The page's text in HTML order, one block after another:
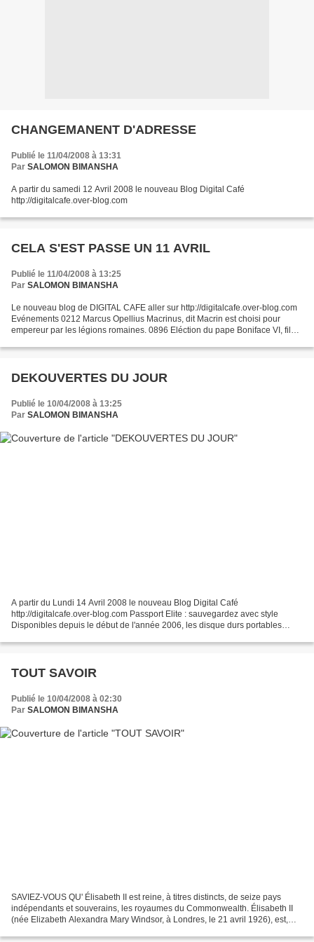
CHANGEMANENT D'ADRESSE
Publié le 11/04/2008 à 13:31
Par SALOMON BIMANSHA
A partir du samedi 12 Avril 2008 le nouveau Blog Digital Café
http://digitalcafe.over-blog.com
CELA S'EST PASSE UN 11 AVRIL
Publié le 11/04/2008 à 13:25
Par SALOMON BIMANSHA
Le nouveau blog de DIGITAL CAFE aller sur http://digitalcafe.over-blog.com
Evénements 0212 Marcus Opellius Macrinus, dit Macrin est choisi pour
empereur par les légions romaines. 0896 Eléction du pape Boniface VI, fils
DEKOUVERTES DU JOUR
Publié le 10/04/2008 à 13:25
Par SALOMON BIMANSHA
A partir du Lundi 14 Avril 2008 le nouveau Blog Digital Café
http://digitalcafe.over-blog.com Passport Elite : sauvegardez avec style
Disponibles depuis le début de l'année 2006, les disque durs portables
TOUT SAVOIR
Publié le 10/04/2008 à 02:30
Par SALOMON BIMANSHA
SAVIEZ-VOUS QU' Élisabeth II est reine, à titres distincts, de seize pays
indépendants et souverains, les royaumes du Commonwealth. Élisabeth II
(née Elizabeth Alexandra Mary Windsor, à Londres, le 21 avril 1926), est,